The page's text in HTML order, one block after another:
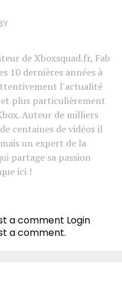
de Xboxsquad.fr, Fab
10 dernières années à
l'actualité
et plus particulièrement
Auteur de milliers
centaines de vidéos il
un expert de la
partage sa passion
ici !
a comment Login
a comment.